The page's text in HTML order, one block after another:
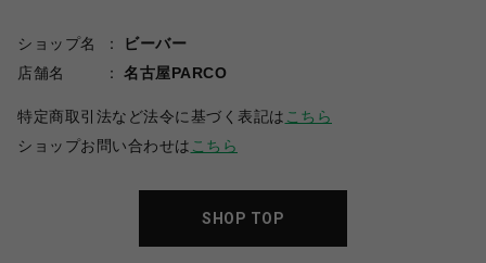
ショップ名
ビーバー
店舗名
名古屋PARCO
特定商取引法など法令に基づく表記は こちら
ショップお問い合わせは こちら
SHOP TOP